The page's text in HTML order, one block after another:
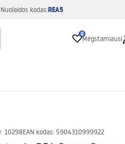
Nuolaidos kodas:REA5
0
Mėgstamiausi
: 10298EAN kodas: 5904310999922